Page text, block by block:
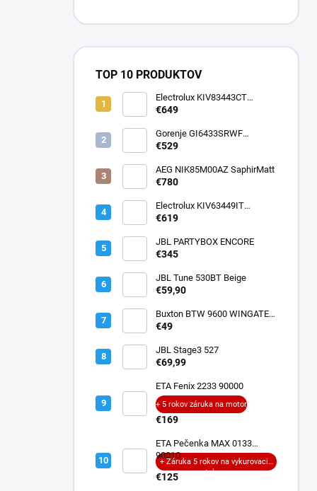
TOP 10 PRODUKTOV
Electrolux KIV83443CT
SaphirMatt
€649
Gorenje GI6433SRWF
InfiniteMatt
€529
AEG NIK85M00AZ SaphirMatt
€780
Electrolux KIV63449IT
SaphirMatt SE
€619
JBL PARTYBOX ENCORE
€345
JBL Tune 530BT Beige
€59,90
Buxton BTW 9600 WINGATE
ANC
€49
JBL Stage3 527
€69,99
ETA Fenix 2233 90000
+ 5 rokov záruka na motor
€169
ETA Pečenka MAX 0133
90010
+ Záruka 5 rokov na vykurovacie
teleso
€125